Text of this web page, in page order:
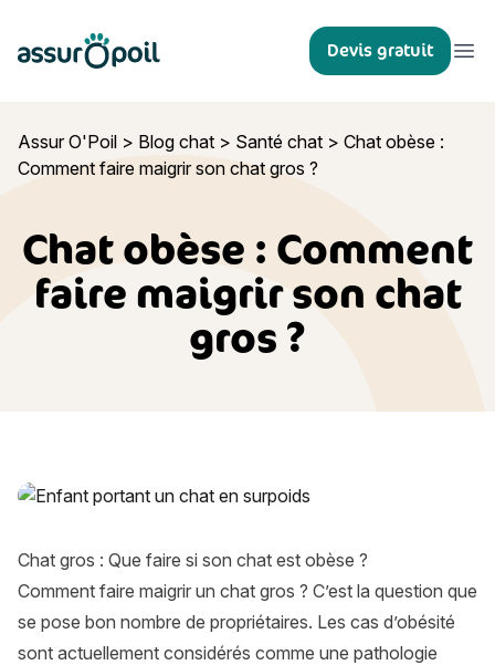
Assur O'Poil Devis gratuit
Assur O'Poil > Blog chat > Santé chat > Chat obèse :
Comment faire maigrir son chat gros ?
Chat obèse : Comment
faire maigrir son chat
gros ?
Chat obèse : Comment faire maigrir son chat gros ?
Chat gros : Que faire si son chat est obèse ?
Comment faire maigrir un chat gros ? C’est la question que
se pose bon nombre de propriétaires. Les cas d’obésité
sont actuellement considérés comme une pathologie